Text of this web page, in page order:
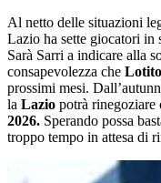
Al netto delle situazioni
Lazio ha sette giocatori in
Sarà Sarri a indicare alla
consapevolezza che Lotito
prossimi mesi.
la Lazio potrà rinegoziare
2026. Sperando possa
troppo tempo in attesa di